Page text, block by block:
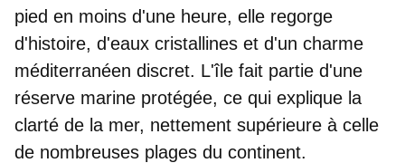
pied en moins d'une heure, elle regorge
d'histoire, d'eaux cristallines et d'un charme
méditerranéen discret. L'île fait partie d'une
réserve marine protégée, ce qui explique la
clarté de la mer, nettement supérieure à celle
de nombreuses plages du continent.